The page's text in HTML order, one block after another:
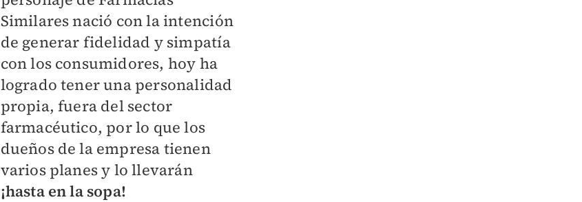
Similares nació con la intención
de generar fidelidad y simpatía
con los consumidores, hoy ha
logrado tener una personalidad
propia, fuera del sector
farmacéutico, por lo que los
dueños de la empresa tienen
varios planes y lo llevarán
¡hasta en la sopa!